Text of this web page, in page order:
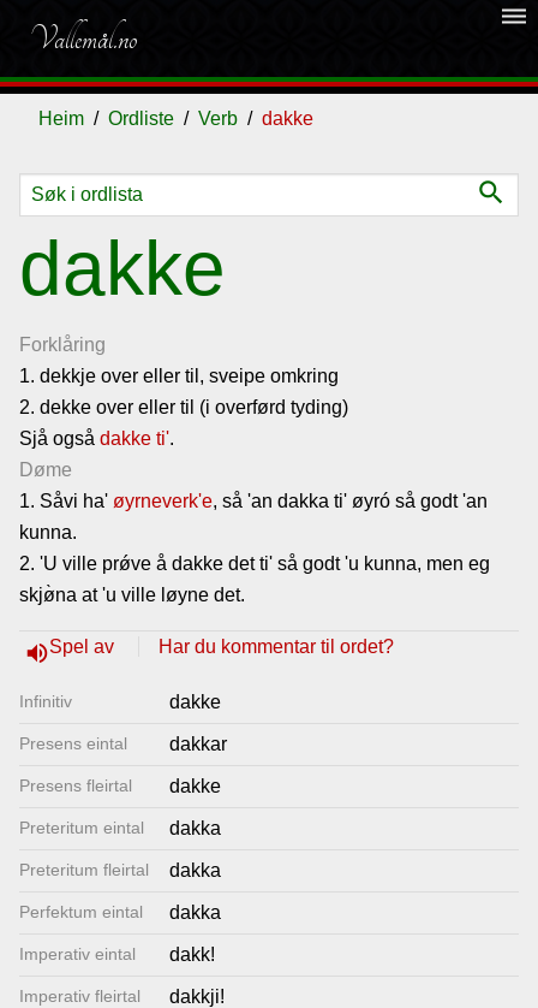
Vallemål.no
dehaze
Heim Ordliste Verb dakke
search
dakke
Forklåring
1. dekkje over eller til, sveipe omkring
2. dekke over eller til (i overførd tyding)
Sjå også dakke ti'.
Døme
1. Såvi ha' øyrneverk'e, så 'an dakka ti' øyró så godt 'an
kunna.
2. 'U ville prǿve å dakke det ti' så godt 'u kunna, men eg
skjø̀na at 'u ville løyne det.
volume_upSpel av Har du kommentar til ordet?
Infinitiv dakke
Presens eintal dakkar
Presens fleirtal dakke
Preteritum eintal dakka
Preteritum fleirtal dakka
Perfektum eintal dakka
Imperativ eintal dakk!
Imperativ fleirtal dakkji!
Ordliste
Om
vallemålet
Gjestebok
Nyhende
Lenkjer
Kontakt
oss